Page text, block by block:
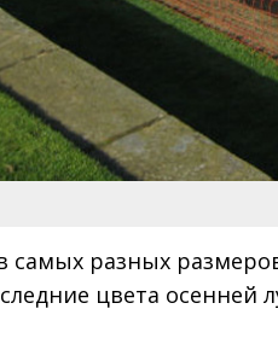
самых разных
цвета осенней